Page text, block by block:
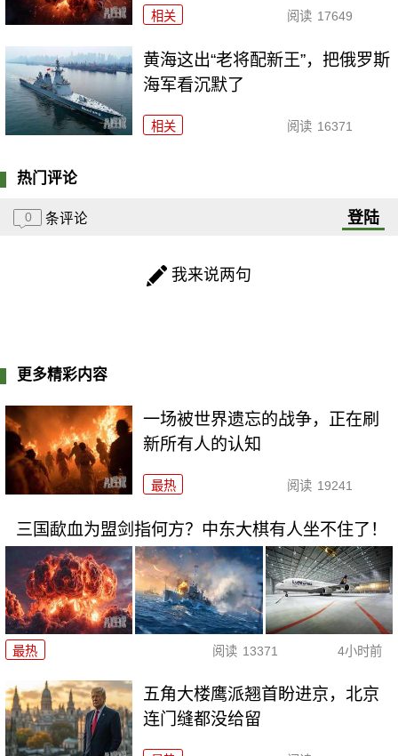
相关 阅读 17649
黄海这出“老将配新王”，把俄罗斯
海军看沉默了
相关 阅读 16371
热门评论
0 条评论 登陆
我来说两句
更多精彩内容
一场被世界遗忘的战争，正在刷
新所有人的认知
最热 阅读 19241
三国歃血为盟剑指何方？中东大棋有人坐不住了！
最热 阅读 13371 4小时前
五角大楼鹰派翘首盼进京，北京
连门缝都没给留